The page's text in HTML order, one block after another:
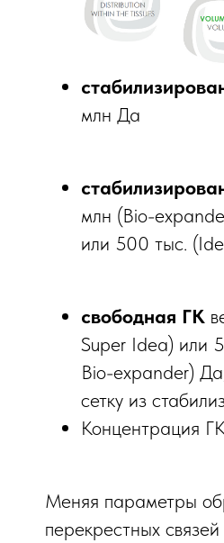
млн Да
млн (Bio-
или 500 тыс.
свободная ГК
Super Idea) или
Bio-expander)
сетку из
Концентрация
Меняя параметры
перекрестных